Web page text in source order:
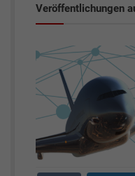
Veröffentlichungen